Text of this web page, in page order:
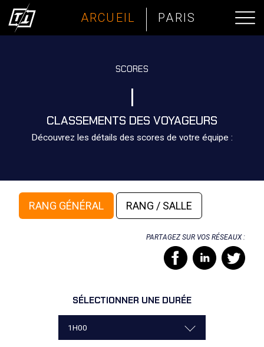
ARCUEIL PARIS
SCORES
CLASSEMENTS DES VOYAGEURS
Découvrez les détails des scores de votre équipe :
RANG GÉNÉRAL RANG / SALLE
PARTAGEZ SUR VOS RÉSEAUX :
SÉLECTIONNER UNE DURÉE